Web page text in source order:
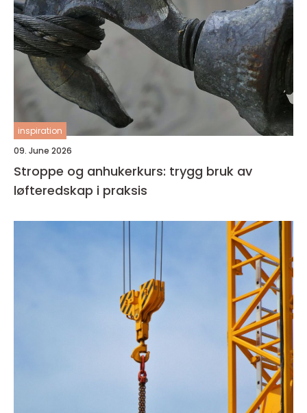
inspiration
09. June 2026
Stroppe og anhukerkurs: trygg bruk av
løfteredskap i praksis